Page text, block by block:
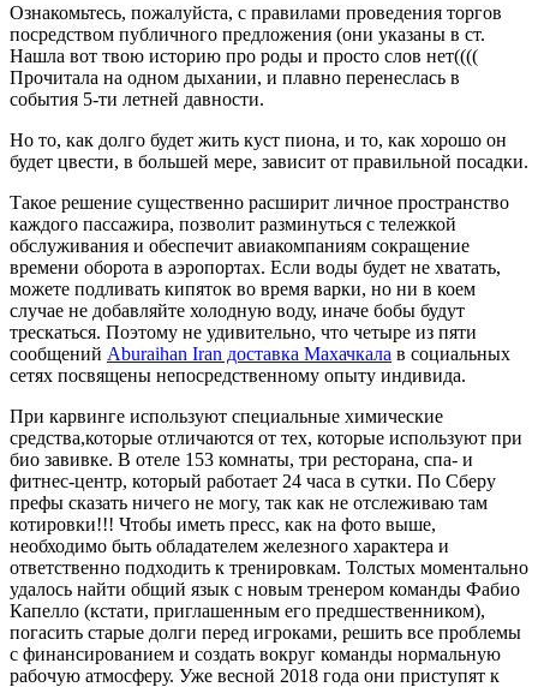
Ознакомьтесь, пожалуйста, с правилами проведения торгов
посредством публичного предложения (они указаны в ст.
Нашла вот твою историю про роды и просто слов нет((((
Прочитала на одном дыхании, и плавно перенеслась в
события 5-ти летней давности.
Но то, как долго будет жить куст пиона, и то, как хорошо он
будет цвести, в большей мере, зависит от правильной посадки.
Такое решение существенно расширит личное пространство
каждого пассажира, позволит разминуться с тележкой
обслуживания и обеспечит авиакомпаниям сокращение
времени оборота в аэропортах. Если воды будет не хватать,
можете подливать кипяток во время варки, но ни в коем
случае не добавляйте холодную воду, иначе бобы будут
трескаться. Поэтому не удивительно, что четыре из пяти
сообщений Aburaihan Iran доставка Махачкала в социальных
сетях посвящены непосредственному опыту индивида.
При карвинге используют специальные химические
средства,которые отличаются от тех, которые используют при
био завивке. В отеле 153 комнаты, три ресторана, спа- и
фитнес-центр, который работает 24 часа в сутки. По Сберу
префы сказать ничего не могу, так как не отслеживаю там
котировки!!! Чтобы иметь пресс, как на фото выше,
необходимо быть обладателем железного характера и
ответственно подходить к тренировкам. Толстых моментально
удалось найти общий язык с новым тренером команды Фабио
Капелло (кстати, приглашенным его предшественником),
погасить старые долги перед игроками, решить все проблемы
с финансированием и создать вокруг команды нормальную
рабочую атмосферу. Уже весной 2018 года они приступят к